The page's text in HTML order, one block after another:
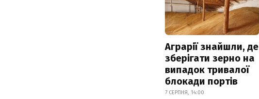
Аграрії знайшли, де
зберігати зерно на
випадок тривалої
блокади портів
7 СЕРПНЯ, 14:00